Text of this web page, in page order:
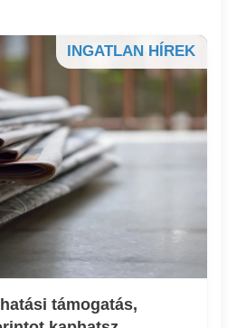
INGATLAN HÍREK
támogatás,